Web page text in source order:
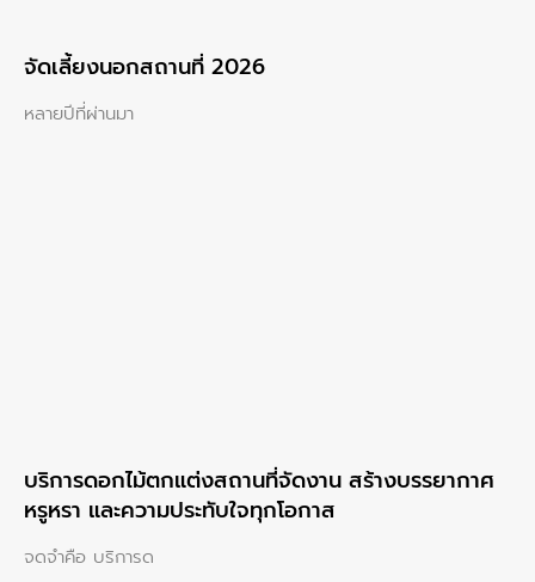
จัดเลี้ยงนอกสถานที่ 2026
หลายปีที่ผ่านมา
บริการดอกไม้ตกแต่งสถานที่จัดงาน สร้างบรรยากาศ
หรูหรา และความประทับใจทุกโอกาส
จดจำคือ บริการด